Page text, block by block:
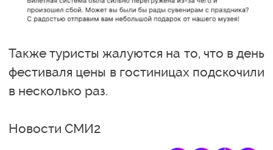
Также туристы жалуются на то, что в день
фестиваля цены в гостиницах подскочили
в несколько раз.
Новости СМИ2